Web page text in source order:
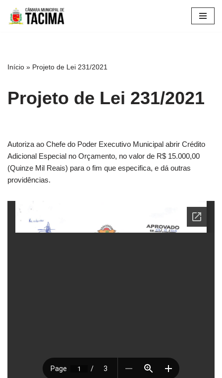
Pular
Início » Projeto de Lei 231/2021
Projeto de Lei 231/2021
Autoriza ao Chefe do Poder Executivo Municipal abrir Crédito
Adicional Especial no Orçamento, no valor de R$ 15.000,00
(Quinze Mil Reais) para o fim que especifica, e dá outras
providências.